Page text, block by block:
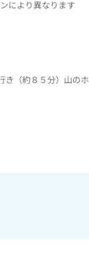
により異なります
き（約８５分）山のホ